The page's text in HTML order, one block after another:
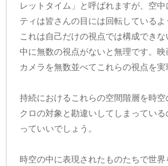
レットタイム」と呼ばれますが、空
ティは皆さんの目には回転しているよ
これは自己だけの視点では構成でき
中に無数の視点がないと無理です。
カメラを無数並べてこれらの視点を実
持続におけるこれらの空間階層を時空
クロの対象と勘違いしてしまってい
っていいでしょう。
時空の中に表現されたものたちで世